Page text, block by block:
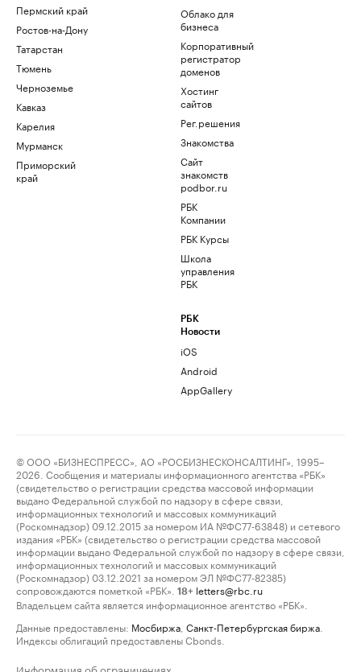
Пермский край
Ростов-на-Дону
Татарстан
Тюмень
Черноземье
Кавказ
Карелия
Мурманск
Приморский
край
Облако для
бизнеса
Корпоративный
регистратор
доменов
Хостинг
сайтов
Рег.решения
Знакомства
Сайт
знакомств
podbor.ru
РБК
Компании
РБК Курсы
Школа
управления
РБК
РБК
Новости
iOS
Android
AppGallery
© ООО «БИЗНЕСПРЕСС», АО «РОСБИЗНЕСКОНСАЛТИНГ», 1995–
2026. Сообщения и материалы информационного агентства «РБК»
(свидетельство о регистрации средства массовой информации
выдано Федеральной службой по надзору в сфере связи,
информационных технологий и массовых коммуникаций
(Роскомнадзор) 09.12.2015 за номером ИА №ФС77-63848) и сетевого
издания «РБК» (свидетельство о регистрации средства массовой
информации выдано Федеральной службой по надзору в сфере связи,
информационных технологий и массовых коммуникаций
(Роскомнадзор) 03.12.2021 за номером ЭЛ №ФС77-82385)
сопровождаются пометкой «РБК».
18+ letters@rbc.ru
Владельцем сайта является информационное агентство «РБК».
Данные предоставлены: Мосбиржа Санкт-Петербургская биржа
Индексы облигаций предоставлены Cbonds.